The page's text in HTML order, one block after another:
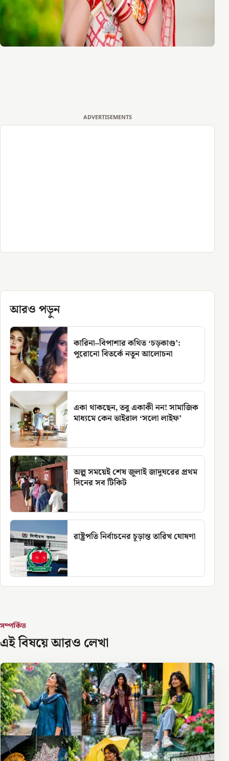
ADVERTISEMENTS
আরও পড়ুন
কারিনা–বিপাশার কথিত ‘চড়কাণ্ড’:
পুরোনো বিতর্কে নতুন আলোচনা
একা থাকছেন, তবু একাকী নন! সামাজিক
মাধ্যমে কেন ভাইরাল ‘সলো লাইফ’
অল্প সময়েই শেষ জুলাই জাদুঘরের প্রথম
দিনের সব টিকিট
রাষ্ট্রপতি নির্বাচনের চূড়ান্ত তারিখ ঘোষণা
সম্পর্কিত
এই বিষয়ে আরও লেখা